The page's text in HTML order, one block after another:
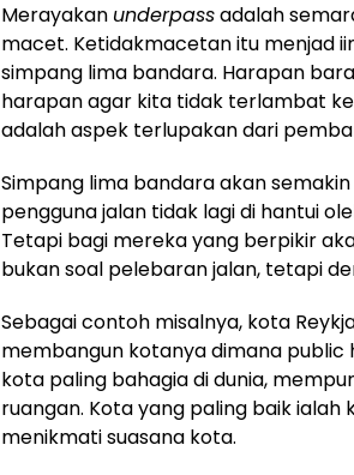
Merayakan underpassadalah
macet. Ketidakmacetan itu menjad
simpang lima bandara. Harapan
harapan agar kita tidak terlambat
adalah aspek terlupakan dari
Simpang lima bandara akan
pengguna jalan tidak lagi di hantui
Tetapi bagi mereka yang berpikir
bukan soal pelebaran jalan, tetapi
Sebagai contoh misalnya, kota
membangun kotanya dimana public
kota paling bahagia di dunia,
ruangan. Kota yang paling baik ialah
menikmati suasana kota.